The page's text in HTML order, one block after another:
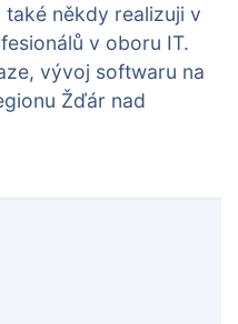
někdy realizuji v
v oboru IT.
vývoj softwaru na
Žďár nad